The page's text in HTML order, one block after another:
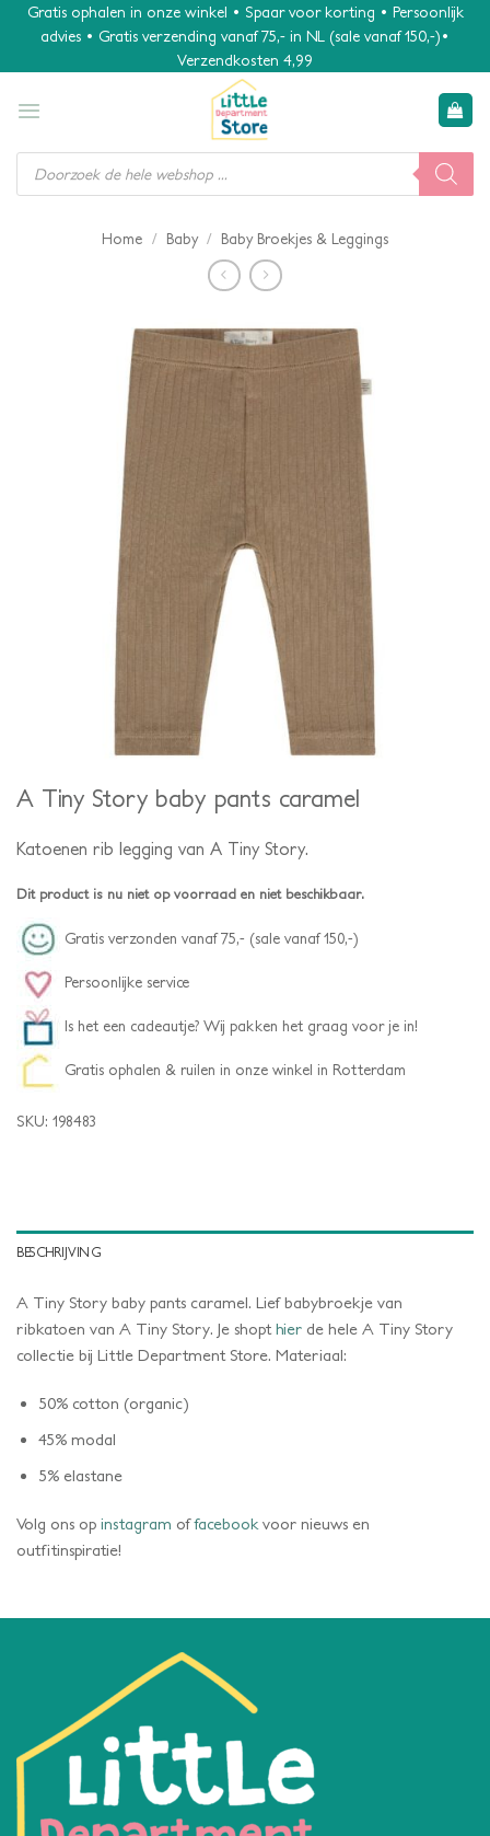
Gratis ophalen in onze winkel • Spaar voor korting • Persoonlijk
advies • Gratis verzending vanaf 75,- in NL (sale vanaf 150,-)•
Verzendkosten 4,99
Producten
zoeken
Home / Baby / Baby Broekjes & Leggings
A Tiny Story baby pants caramel
Katoenen rib legging van A Tiny Story.
Dit product is nu niet op voorraad en niet beschikbaar.
Gratis verzonden vanaf 75,- (sale vanaf 150,-)
Persoonlijke service
Is het een cadeautje? Wij pakken het graag voor je in!
Gratis ophalen & ruilen in onze winkel in Rotterdam
SKU: 198483
BESCHRIJVING
A Tiny Story baby pants caramel. Lief babybroekje van
ribkatoen van A Tiny Story. Je shopt hier de hele A Tiny Story
collectie bij Little Department Store. Materiaal:
50% cotton (organic)
45% modal
5% elastane
Volg ons op instagram offacebook voor nieuws en
outfitinspiratie!